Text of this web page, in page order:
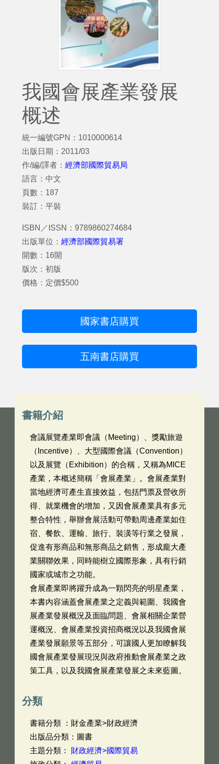
我國會展產業發展
概述
統一編號GPN：1010000614
出版日期：2011/03
作/編/譯者： 經濟部國際貿易局
語言：中文
頁數：187
裝訂：平裝
ISBN／ISSN：9789860274684
出版單位： 經濟部國際貿易署
開數：16開
版次：初版
價格：定價$500
國家書店購買
五南書店購買
書籍介紹
會議展覽產業即會議（Meeting）、獎勵旅遊
（Incentive）、大型國際會議（Convention）
以及展覽（Exhibition）的合稱，又稱為MICE
產業，本概述簡稱「會展產業」。會展產業對
當地經濟可產生直接效益，包括門票及營收所
得、就業機會的增加，又因會展產業具有多元
整合特性，舉辦會展活動可帶動周邊產業如住
宿、餐飲、運輸、旅行、裝潢等行業之發展，
促進有形商品和無形商品之銷售，形成龐大產
業關聯效果，同時能樹立國際形象，具有行銷
國家或城市之功能。
會展產業即將躍升成為一顆閃亮的明星產業，
本書內容涵蓋會展產業之定義與範圍、我國會
展產業發展概況及面臨問題、會展相關企業營
運概況、會展產業投資招商概況以及我國會展
產業發展願景等五部分，可讓國人更加瞭解我
國會展產業發展現況與政府推動會展產業之政
策工具，以及我國會展產業發展之未來藍圖。
分類
書籍分類 ：財金產業>財政經濟
出版品分類：圖書
主題分類： 財政經濟>國際貿易